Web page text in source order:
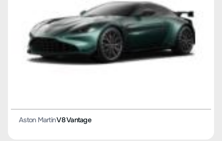
Aston MartinV8 Vantage